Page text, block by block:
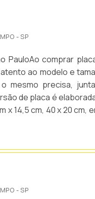
- SP
PauloAo comprar
ao modelo e
mesmo precisa,
de placa é
x 14,5 cm, 40 x 20 cm,
para que a p...
- SP